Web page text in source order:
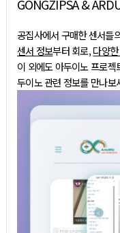
GONGZIPSA &
공집사에서 구매한 센서들
센서 정보부터 회로,다양
이 외에도 아두이노 프로
두이노 관련 정보를 만나보